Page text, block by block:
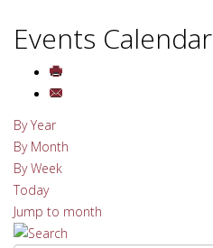
Events Calendar
By Year
By Month
By Week
Today
Jump to month